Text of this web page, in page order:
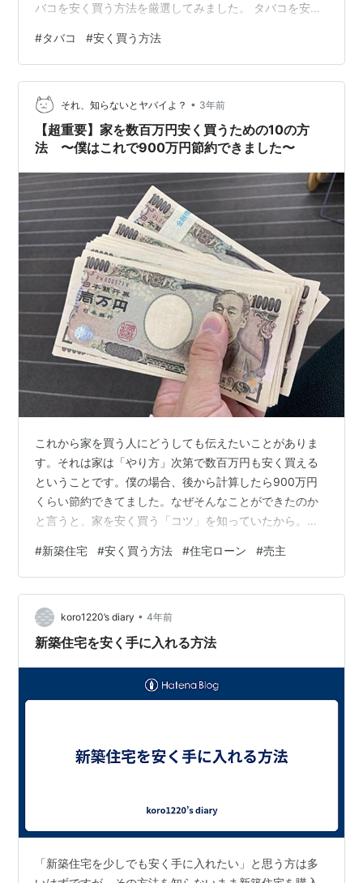
バコを安く買う方法を厳選してみました。 タバコを安く
バコは三井住友カード（NL）を使い、コンビニで購入す
ることにより、＋７．０％相当実質割引で購入すること
ができます。 またタバコを安く買うことのできるクレジ
ットカード「三井住友カード（NL）」は、５００万人が
利用しているポイントサイト「ハピタス（hapitas）」を
経由して発行することに…
#タバコ #安く買う方法
それ、知らないとヤバイよ？ • 3年前
【超重要】家を数百万円安く買うための10の方
法 〜僕はこれで900万円節約できました〜
これから家を買う人にどうしても伝えたいことがありま
す。それは家は「やり方」次第で数百万円も安く買える
ということです。僕の場合、後から計算したら900万円
くらい節約できてました。なぜそんなことができたのか
と言うと、家を安く買う「コツ」を知っていたから。
まに物件を購入して住宅ローンを組んだ場合」と「ここ
に書かれていることを全て実行して家を買った場合」で
は、総支払い額でおそらく数百万円〜1,000万円以上の差
が生まれるはずです。逆に言えば、ほんの少しの知識を
知らないだけで莫大なお金を損する可能性があるので
#新築住宅 #安く買う方法 #住宅ローン #売主
koro1220’s diary • 4年前
新築住宅を安く手に入れる方法
「新築住宅を少しでも安く手に入れたい」と思う方は多